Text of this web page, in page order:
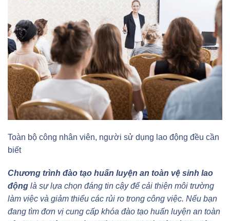
Toàn bộ công nhân viên, người sử dụng lao động đều cần
biết
Chương trình đào tạo huấn luyện an toàn vệ sinh lao
động là sự lựa chọn đáng tin cậy để cải thiện môi trường
làm việc và giảm thiểu các rủi ro trong công việc. Nếu bạn
đang tìm đơn vị cung cấp khóa đào tạo huấn luyện an toàn